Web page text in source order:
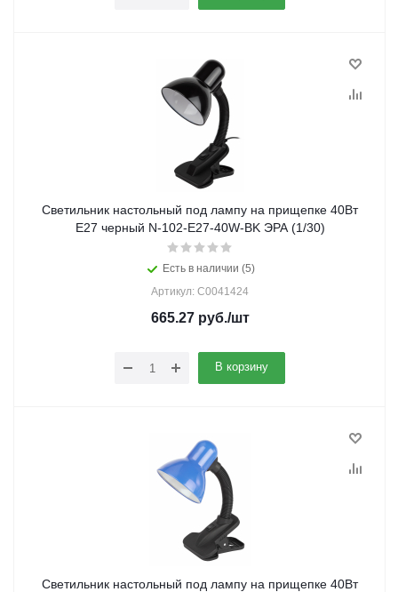
Светильник настольный под лампу на прищепке 40Вт
E27 черный N-102-E27-40W-BK ЭРА (1/30)
Есть в наличии (5)
Артикул: C0041424
665.27руб./шт
В корзину
Светильник настольный под лампу на прищепке 40Вт